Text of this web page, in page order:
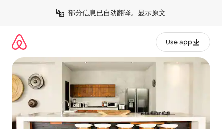
部分信息已自动翻译。 显示原文
Use app